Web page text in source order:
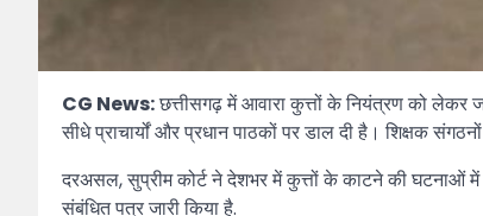
CG News:छत्तीसगढ़ में आवारा कुत्तों के नियंत्रण को लेकर
सीधे प्राचार्यों और प्रधान पाठकों पर डाल दी है। शिक्षक
दरअसल, सुप्रीम कोर्ट ने देशभर में कुत्तों के काटने की घटनाओं में
संबंधित पत्र जारी किया है.